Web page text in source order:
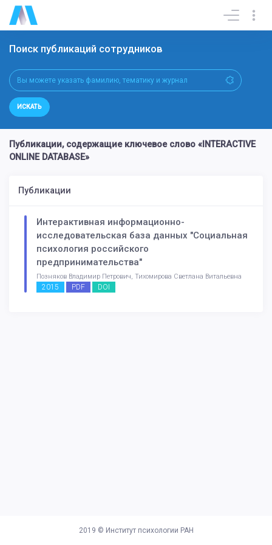
Поиск публикаций сотрудников
ИСКАТЬ
Публикации, содержащие ключевое слово «INTERACTIVE
ONLINE DATABASE»
Публикации
Интерактивная информационно-
исследовательская база данных "Социальная
психология российского
предпринимательства"
Позняков Владимир Петрович, Тихомирова Светлана Витальевна
2015 PDF DOI
2019 © Институт психологии РАН